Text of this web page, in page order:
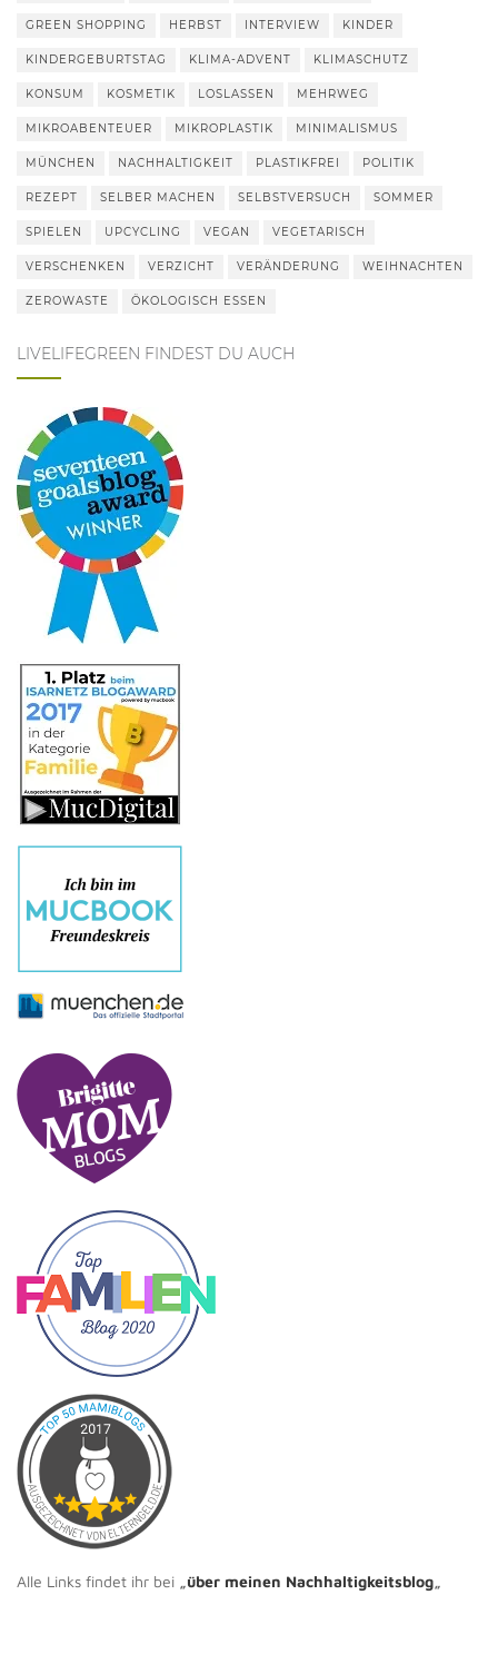
GREEN SHOPPING HERBST INTERVIEW KINDER
KINDERGEBURTSTAG KLIMA-ADVENT KLIMASCHUTZ
KONSUM KOSMETIK LOSLASSEN MEHRWEG
MIKROABENTEUER MIKROPLASTIK MINIMALISMUS
MÜNCHEN NACHHALTIGKEIT PLASTIKFREI POLITIK
REZEPT SELBER MACHEN SELBSTVERSUCH SOMMER
SPIELEN UPCYCLING VEGAN VEGETARISCH
VERSCHENKEN VERZICHT VERÄNDERUNG WEIHNACHTEN
ZEROWASTE ÖKOLOGISCH ESSEN
LIVELIFEGREEN FINDEST DU AUCH
Alle Links findet ihr bei „über meinen Nachhaltigkeitsblog„